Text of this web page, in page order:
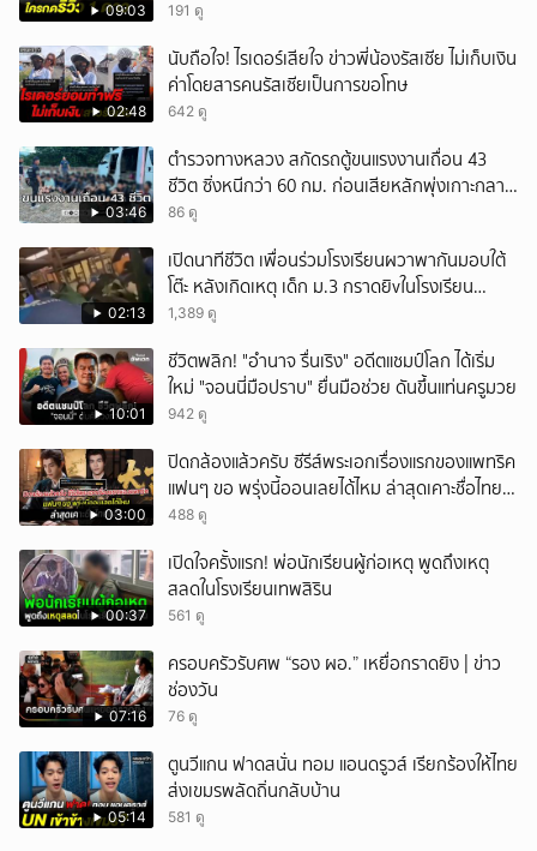
09:03 191 ดู
02:48
นับถือใจ! ไรเดอร์เสียใจ ข่าวพี่น้องรัสเซีย ไม่เก็บเงิน
ค่าโดยสารคนรัสเซียเป็นการขอโทษ
642 ดู
03:46
ตำรวจทางหลวง สกัดรถตู้ขนแรงงานเถื่อน 43
ชีวิต ซิ่งหนีกว่า 60 กม. ก่อนเสียหลักพุ่งเกาะกลาง
ถนน
86 ดู
02:13
เปิดนาทีชีวิต เพื่อนร่วมโรงเรียนผวาพากันมอบใต้
โต๊ะ หลังเกิดเหตุ เด็ก ม.3 กราดยิvในโรงเรียน
เทพศิรินทร์นนท์ แบบไม่เลือกหน้า เสียงปืนดังสนั่น
1,389 ดู
10:01
ชีวิตพลิก! "อำนาจ รื่นเริง" อดีตแชมป์โลก ได้เริ่ม
ใหม่ "จอนนี่มือปราบ" ยื่นมือช่วย ดันขึ้นแท่นครูมวย
942 ดู
03:00
ปิดกล้องแล้วครับ ซีรีส์พระเอกเรื่องแรกของแพทริค
แฟนๆ ขอ พรุ่งนี้ออนเลยได้ไหม ล่าสุดเคาะชื่อไทย
แล้ว
488 ดู
00:37
เปิดใจครั้งแรก! พ่อนักเรียนผู้ก่อเหตุ พูดถึงเหตุ
สลดในโรงเรียนเทพสิริน
561 ดู
07:16
ครอบครัวรับศพ “รอง ผอ.” เหยื่อกราดยิง | ข่าว
ช่องวัน
76 ดู
05:14
ตูนวีแกน ฟาดสนั่น ทอม แอนดรูวส์ เรียกร้องให้ไทย
ส่งเขมรพลัดถิ่นกลับบ้าน
581 ดู